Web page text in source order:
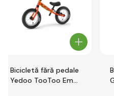
Bicicletă fără pedale
Yedoo TooToo Emoji